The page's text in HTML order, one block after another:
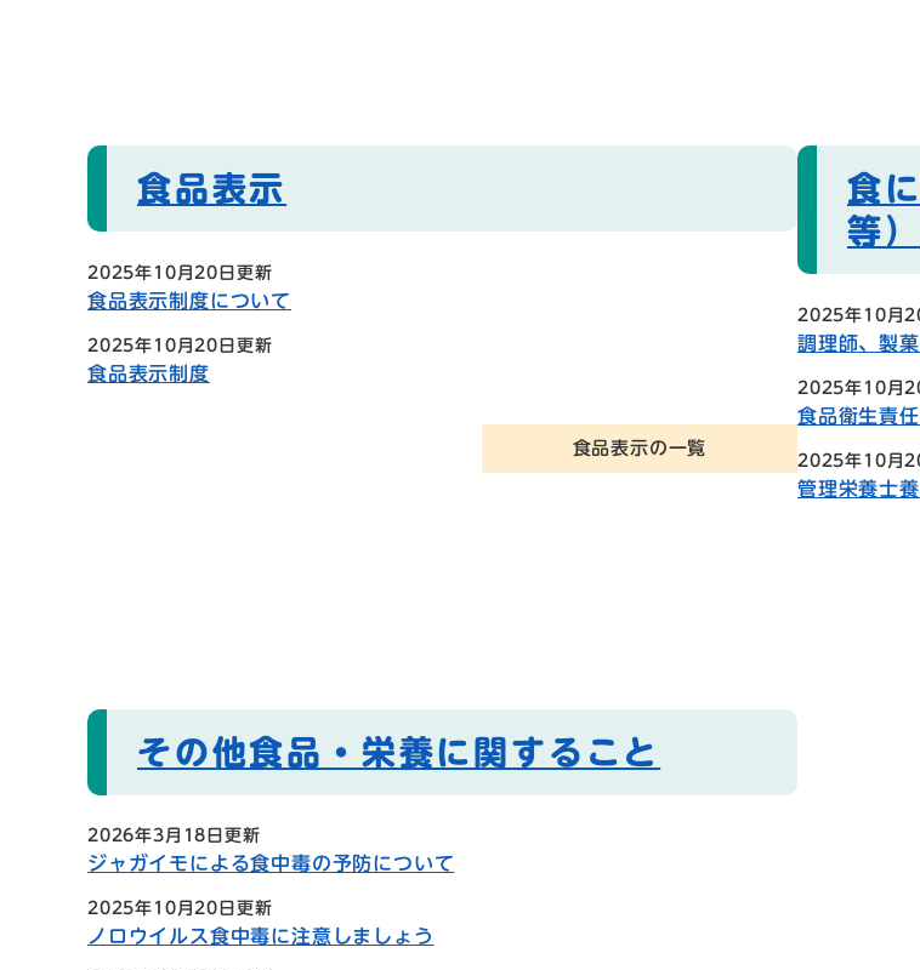
食品表示
2025年10月20日更新
食品表示制度について
2025年10月20日更新
食品表示制度
食品表示の一覧
食
等）
2025年10月
調理師、製
2025年10月
食品衛生責
2025年10月
管理栄養士
その他食品・栄養に関すること
2026年3月18日更新
ジャガイモによる食中毒の予防について
2025年10月20日更新
ノロウイルス食中毒に注意しましょう